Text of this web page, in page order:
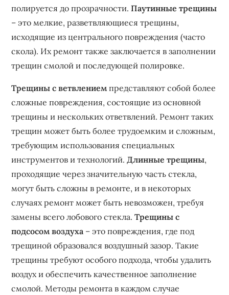
полируется до прозрачности.Паутинные трещины
– это мелкие‚ разветвляющиеся трещины‚
исходящие из центрального повреждения (часто
скола). Их ремонт также заключается в заполнении
трещин смолой и последующей полировке.
Трещины с ветвлением представляют собой более
сложные повреждения‚ состоящие из основной
трещины и нескольких ответвлений. Ремонт таких
трещин может быть более трудоемким и сложным‚
требующим использования специальных
инструментов и технологий.Длинные трещины‚
проходящие через значительную часть стекла‚
могут быть сложны в ремонте‚ и в некоторых
случаях ремонт может быть невозможен‚ требуя
замены всего лобового стекла.Трещины с
подсосом воздуха – это повреждения‚ где под
трещиной образовался воздушный зазор. Такие
трещины требуют особого подхода‚ чтобы удалить
воздух и обеспечить качественное заполнение
смолой. Методы ремонта в каждом случае